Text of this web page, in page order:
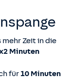
Zeit in die
Minuten
für 10 Minuten